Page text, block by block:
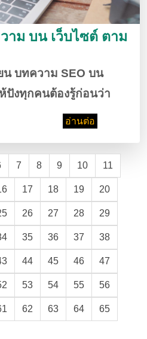
าม บน เว็บไซต์ ตาม
น บทความ SEO บน
ปังทุกคนต้องรู้ก่อนว่า
ตอบตรงนี่ให้เข้าใจได้ง่ายๆ
งเราติด หน้าแรก ในการ
กิล )
อ่านต่อ
7 8 9 10 11
17 18 19 20
26 27 28 29
35 36 37 38
44 45 46 47
53 54 55 56
62 63 64 65